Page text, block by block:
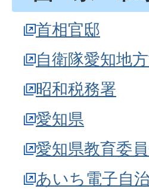
首相官邸
自衛隊愛知地
昭和税務署
愛知県
愛知県教育委
あいち電子自